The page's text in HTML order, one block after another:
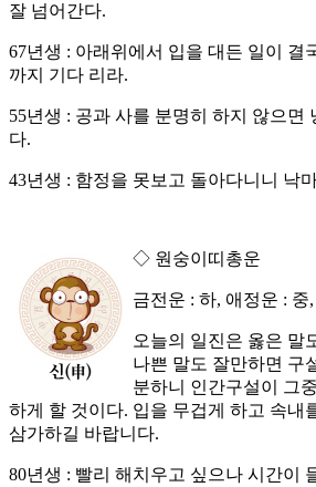
잘 넘어간다.
67년생 : 아래위에서 입을 대든 일이 결
까지 기다 리라.
55년생 : 공과 사를 분명히 하지 않으면
다.
43년생 : 함정을 못보고 돌아다니니 낙
◇ 원숭이띠총운
금전운 : 하, 애정운 : 중
오늘의 일진은 옳은 말
나쁜 말도 잘만하면 구
분하니 인간구설이 그
하게 할 것이다. 입을 무겁게 하고 속내
삼가하길 바랍니다.
80년생 : 빨리 해치우고 싶으나 시간이